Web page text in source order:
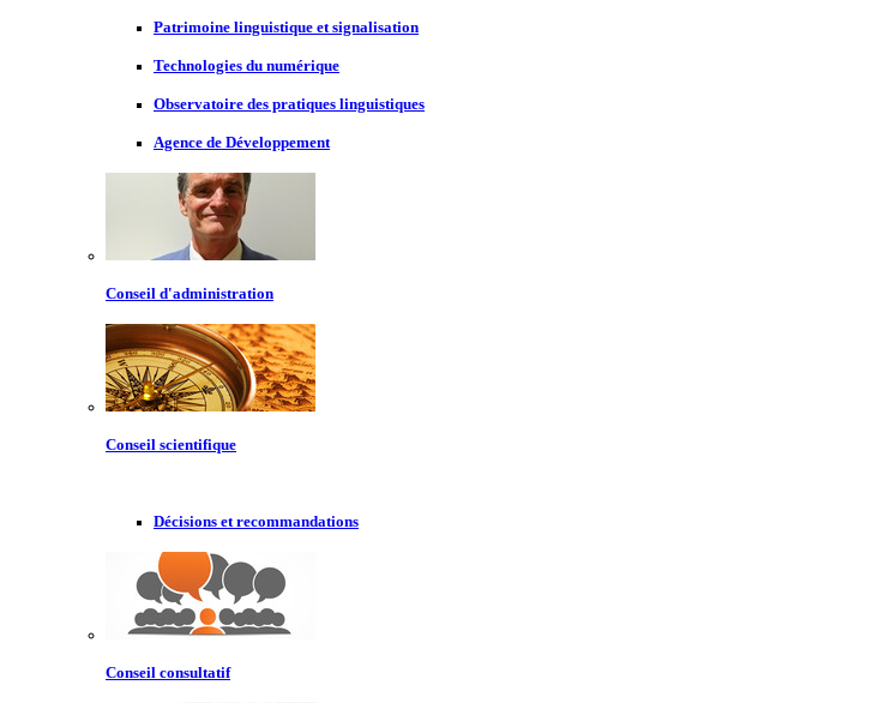
Patrimoine linguistique et signalisation
Technologies du numérique
Observatoire des pratiques linguistiques
Agence de Développement
Conseil d'administration
Conseil scientifique
Décisions et recommandations
Conseil consultatif